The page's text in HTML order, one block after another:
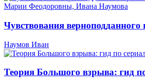
Чувствования верноподданного
Наумов Иван
Теория Большого взрыва: гид